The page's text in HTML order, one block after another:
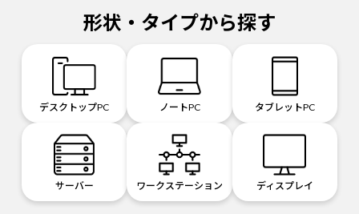
形状・タイプから探す
デスクトップPC ノートPC タブレットPC
サーバー ワークステーション ディスプレイ